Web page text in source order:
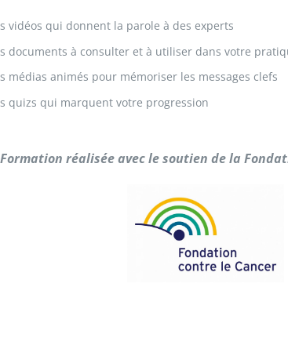
vidéos qui donnent la parole à des experts
documents à consulter et à utiliser dans votre
médias animés pour mémoriser les messages clefs
quizs qui marquent votre progression
Formation réalisée avec le soutien de la